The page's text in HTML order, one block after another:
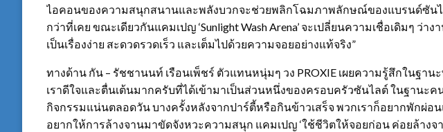
ไอคอนของความสนุกสนานและพลังบวกจะช่วยพลิกโฉมภาพลักษณ์ของแบรนด์ซันไ
กว่าที่เคย ขณะเดียวกันแคมเปญ ‘Sunlight Wash Arena’ จะเปลี่ยนความเชื่อเดิมๆ ว่า
เป็นเรื่องง่าย สะดวดรวดเร็ว และเต็มไปด้วยความจอยอย่างแท้จริง”
ทางด้าน กัน – รัชชานนท์ เรือนเพ็ชร์ ตัวแทนหนุ่มๆ วง PROXIE เผยความรู้สึกในฐาน
เราดีใจและตื่นเต้นมากครับที่ได้เข้ามาเป็นส่วนหนึ่งของครอบครัวซันไลต์ ในฐานะ
กิจกรรมแน่นตลอดวัน บางครั้งหลังจากปาร์ตี้หรือกินข้าวเสร็จ พวกเราก็อยากพักผ่อ
อยากให้การล้างจานมาขัดจังหวะความสนุก แคมเปญ ‘ใช้ชีวิตให้จอยก่อน ค่อยล้าง